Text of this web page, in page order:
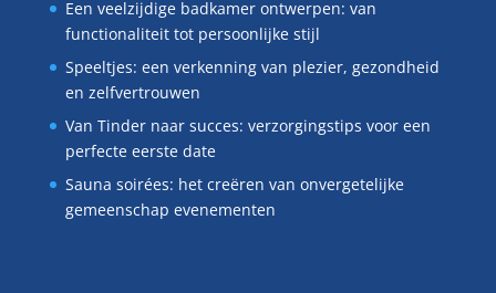
Een veelzijdige badkamer ontwerpen: van
functionaliteit tot persoonlijke stijl
Speeltjes: een verkenning van plezier, gezondheid
en zelfvertrouwen
Van Tinder naar succes: verzorgingstips voor een
perfecte eerste date
Sauna soirées: het creëren van onvergetelijke
gemeenschap evenementen